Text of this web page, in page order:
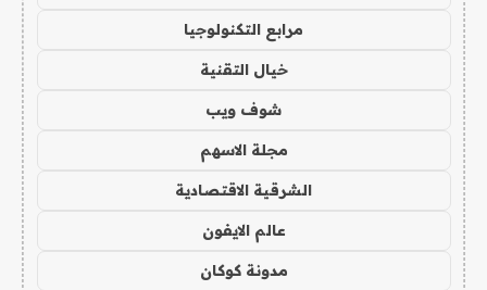
مرابع التكنولوجيا
خيال التقنية
شوف ويب
مجلة الاسهم
الشرقية الاقتصادية
عالم الايفون
مدونة كوكان